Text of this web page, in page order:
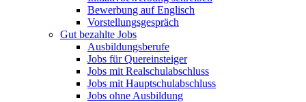
Bewerbung auf Englisch
Vorstellungsgespräch
Gut bezahlte Jobs
Ausbildungsberufe
Jobs für Quereinsteiger
Jobs mit Realschulabschluss
Jobs mit Hauptschulabschluss
Jobs ohne Ausbildung